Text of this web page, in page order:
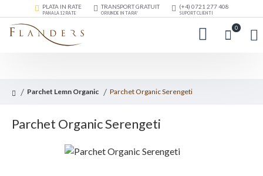
PLATA IN RATE
PANA LA 12 RATE
TRANSPORT GRATUIT
ORIUNDE IN TARA*
(+4) 0721 277 408
SUPORT CLIENTI
0
Parchet Lemn Organic Parchet Organic Serengeti
Parchet Organic Serengeti